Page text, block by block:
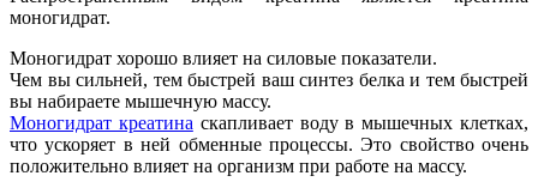
моногидрат.
Моногидрат хорошо влияет на силовые показатели.
Чем вы сильней, тем быстрей ваш синтез белка и тем быстрей
вы набираете мышечную массу.
Моногидрат креатина скапливает воду в мышечных клетках,
что ускоряет в ней обменные процессы. Это свойство очень
положительно влияет на организм при работе на массу.